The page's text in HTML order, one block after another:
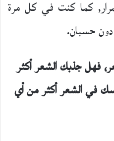
كما كنت في كل مرة
حسبان.
فهل جذبك الشعر أكثر
في الشعر أكثر من أي